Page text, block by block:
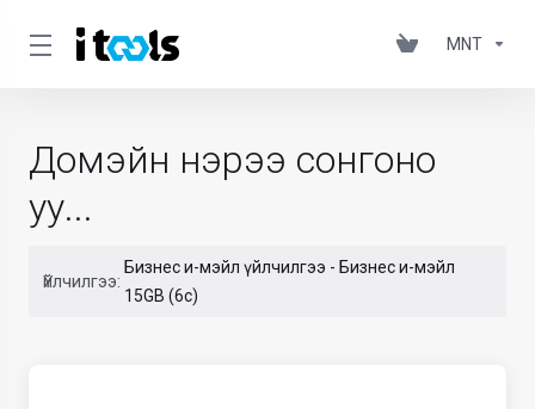
MNT
Домэйн нэрээ сонгоно
уу...
Үйлчилгээ:
Бизнес и-мэйл үйлчилгээ - Бизнес и-мэйл
15GB (6c)